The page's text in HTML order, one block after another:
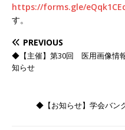
https://forms.gle/
す。
PREVIOUS
◆【主催】第30回 医用画像情
知らせ
◆【お知らせ】学会バン